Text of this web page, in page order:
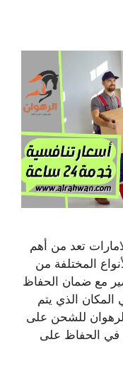
تعد من أهم
المختلفة من
مع ضمان الحفاظ
المكان الذي يتم
للشحن على
في الحفاظ على